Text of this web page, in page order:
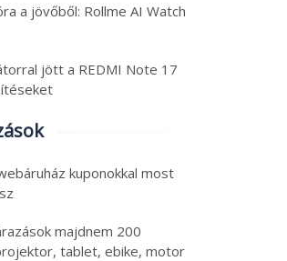
a jövőből: Rollme AI Watch
jött a REDMI Note 17
kuponokkal most
majdnem 200
tablet, ebike, motor